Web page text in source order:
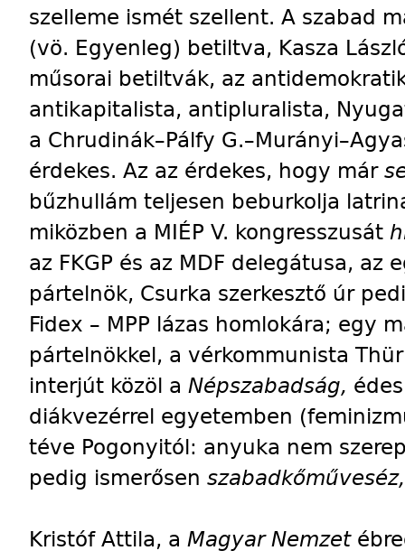
szelleme ismét szellent. A szabad
(vö. Egyenleg) betiltva, Kasza
műsorai betiltvák, az
antikapitalista, antipluralista,
a Chrudinák–Pálfy
érdekes. Az az érdekes, hogy már
bűzhullám teljesen beburkolja
miközben a MIÉP V. kongresszusát
az FKGP és az MDF delegátusa,
pártelnök, Csurka szerkesztő úr
Fidex – MPP lázas homlokára; egy
pártelnökkel, a vérkommunista
interjút közöl a Népszabadság,
diákvezérrel egyetemben
téve Pogonyitól: anyuka nem
pedig ismerősen
Kristóf Attila, a Magyar Nemzet